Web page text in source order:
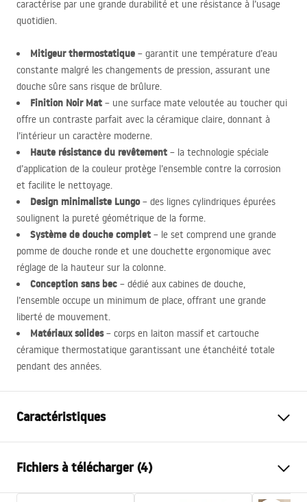
caractérise par une grande durabilité et une résistance à l’usage
quotidien.
Mitigeur thermostatique – garantit une température d’eau
constante malgré les changements de pression, assurant une
douche sûre sans risque de brûlure.
Finition Noir Mat – une surface mate veloutée au toucher qui
offre un contraste parfait avec la céramique claire, donnant à
l’intérieur un caractère moderne.
Haute résistance du revêtement – la technologie spéciale
d’application de la couleur protège l’ensemble contre la corrosion
et facilite le nettoyage.
Design minimaliste Lungo– des lignes cylindriques épurées
soulignent la pureté géométrique de la forme.
Système de douche complet – le set comprend une grande
pomme de douche ronde et une douchette ergonomique avec
réglage de la hauteur sur la colonne.
Conception sans bec – dédié aux cabines de douche,
l’ensemble occupe un minimum de place, offrant une grande
liberté de mouvement.
Matériaux solides– corps en laiton massif et cartouche
céramique thermostatique garantissant une étanchéité totale
pendant des années.
Caractéristiques
Matériel
Type de robinet
Thermostatique
Fichiers à télécharger (4)